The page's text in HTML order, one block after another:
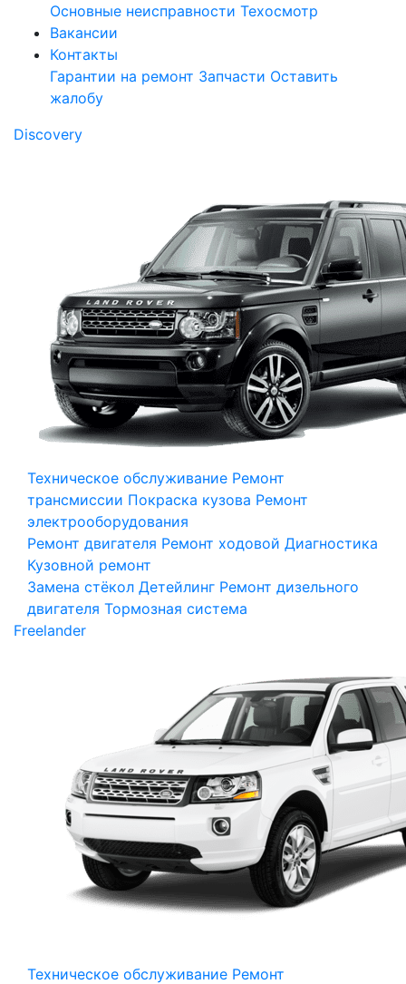
Основные неисправности Техосмотр
Вакансии
Контакты
Гарантии на ремонт Запчасти Оставить
жалобу
Discovery
Техническое обслуживание Ремонт
трансмиссии Покраска кузова Ремонт
электрооборудования
Ремонт двигателя Ремонт ходовой Диагностика
Кузовной ремонт
Замена стёкол Детейлинг Ремонт дизельного
двигателя Тормозная система
Freelander
Техническое обслуживание Ремонт